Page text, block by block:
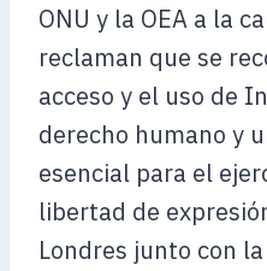
ONU y la OEA a la
reclaman que se
acceso y el uso de
derecho humano y
esencial para el
libertad de
Londres junto con